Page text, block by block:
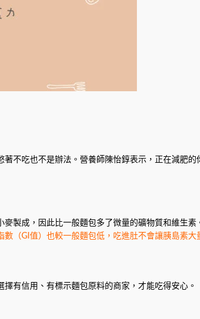
不吃也不是辦法。營養師陳怡錞表示，正在減肥的
製成，因此比一般麵包多了微量的礦物質和維生
（GI值）也較一般麵包低，吃進肚不會讓胰島素
有信用、有標示麵包原料的商家，才能吃得安心。